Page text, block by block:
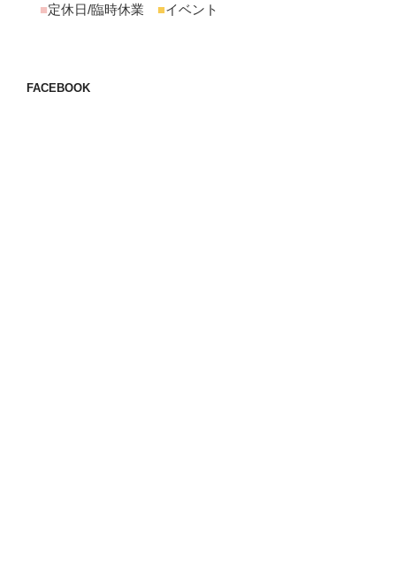
■定休日/臨時休業 ■イベント
FACEBOOK